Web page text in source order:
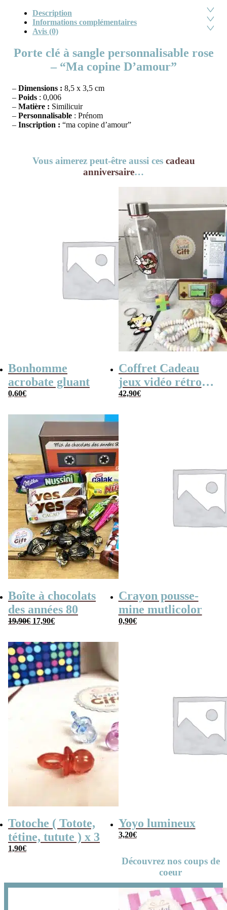
Description
Informations complémentaires
Avis (0)
Porte clé à sangle personnalisable rose
– “Ma copine D’amour”
– Dimensions : 8,5 x 3,5 cm
– Poids : 0,006
– Matière : Similicuir
– Personnalisable : Prénom
– Inscription : “ma copine d’amour”
Vous aimerez peut-être aussi ces cadeau
anniversaire…
Bonhomme
acrobate gluant
0,60€
Coffret Cadeau
jeux vidéo rétro
(avec sa console de
42,90€
Boîte à chocolats
des années 80
19,90€ Le
était :
19,90€.
17,90€Le
est :
17,90€.
Crayon pousse-
mine mutlicolor
0,90€
Totoche ( Totote,
tétine, tutute ) x 3
1,90€
Yoyo lumineux
3,20€
Découvrez nos coups de
coeur